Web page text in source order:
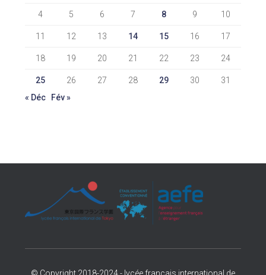
4 5 6 7 8 9 10
11 12 13 14 15 16 17
18 19 20 21 22 23 24
25 26 27 28 29 30
31
« Déc
Fév »